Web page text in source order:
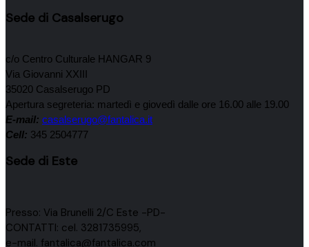
Sede di Casalserugo
c/o Centro Culturale HANGAR 9
Via Giovanni XXIII
35020 Casalserugo PD
Apertura segreteria: martedì e giovedì dalle ore 16.00 alle 19.00
E-mail: casalserugo@fantalica.it
Cell: 345 2504777
Sede di Este
Presso: Via Brunelli 2/C Este -PD-
CONTATTI: cel. 3281735995,
e-mail. fantalica@fantalica.com